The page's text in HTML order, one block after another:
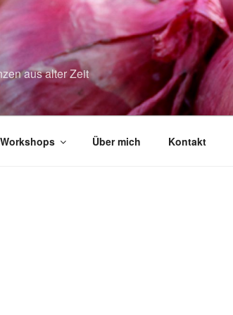
aus alter Zeit
Workshops Über mich Kontakt